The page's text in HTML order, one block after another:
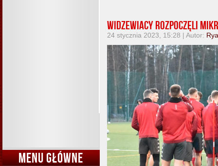
MENU GŁÓWNE
Widzewiacy rozpoczęli
24 stycznia 2023, 15:28 | Autor: